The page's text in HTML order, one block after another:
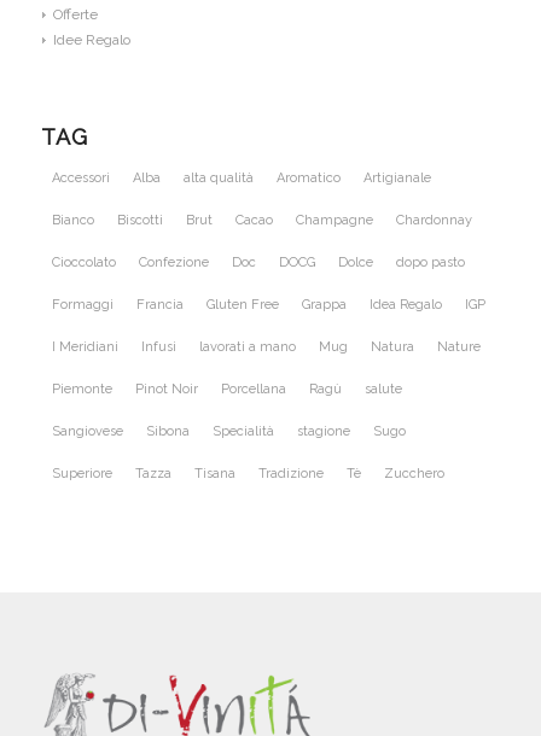
Offerte
Idee Regalo
TAG
Accessori Alba alta qualità Aromatico Artigianale
Bianco Biscotti Brut Cacao Champagne Chardonnay
Cioccolato Confezione Doc DOCG Dolce dopo pasto
Formaggi Francia Gluten Free Grappa Idea Regalo IGP
I Meridiani Infusi lavorati a mano Mug Natura Nature
Piemonte Pinot Noir Porcellana Ragù salute
Sangiovese Sibona Specialità stagione Sugo
Superiore Tazza Tisana Tradizione Tè Zucchero